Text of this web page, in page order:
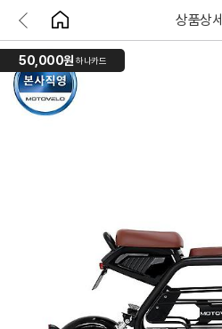
상품상세
50,000원 하나카드